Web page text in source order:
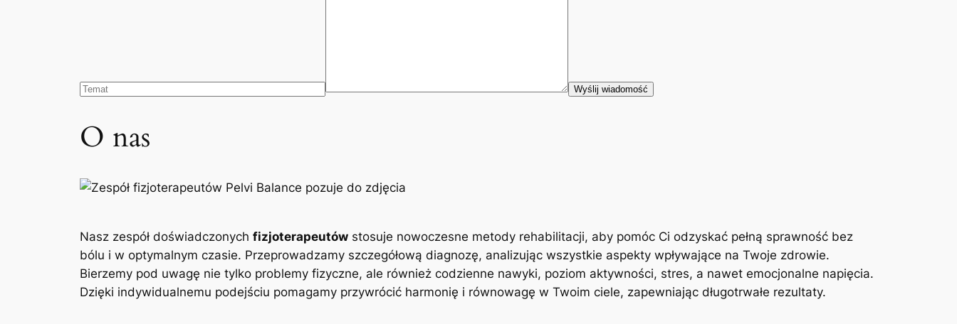
O nas
Nasz zespół doświadczonych fizjoterapeutów stosuje nowoczesne metody rehabilitacji, aby pomóc Ci odzyskać pełną sprawność bez
bólu i w optymalnym czasie. Przeprowadzamy szczegółową diagnozę, analizując wszystkie aspekty wpływające na Twoje zdrowie.
Bierzemy pod uwagę nie tylko problemy fizyczne, ale również codzienne nawyki, poziom aktywności, stres, a nawet emocjonalne napięcia.
Dzięki indywidualnemu podejściu pomagamy przywrócić harmonię i równowagę w Twoim ciele, zapewniając długotrwałe rezultaty.